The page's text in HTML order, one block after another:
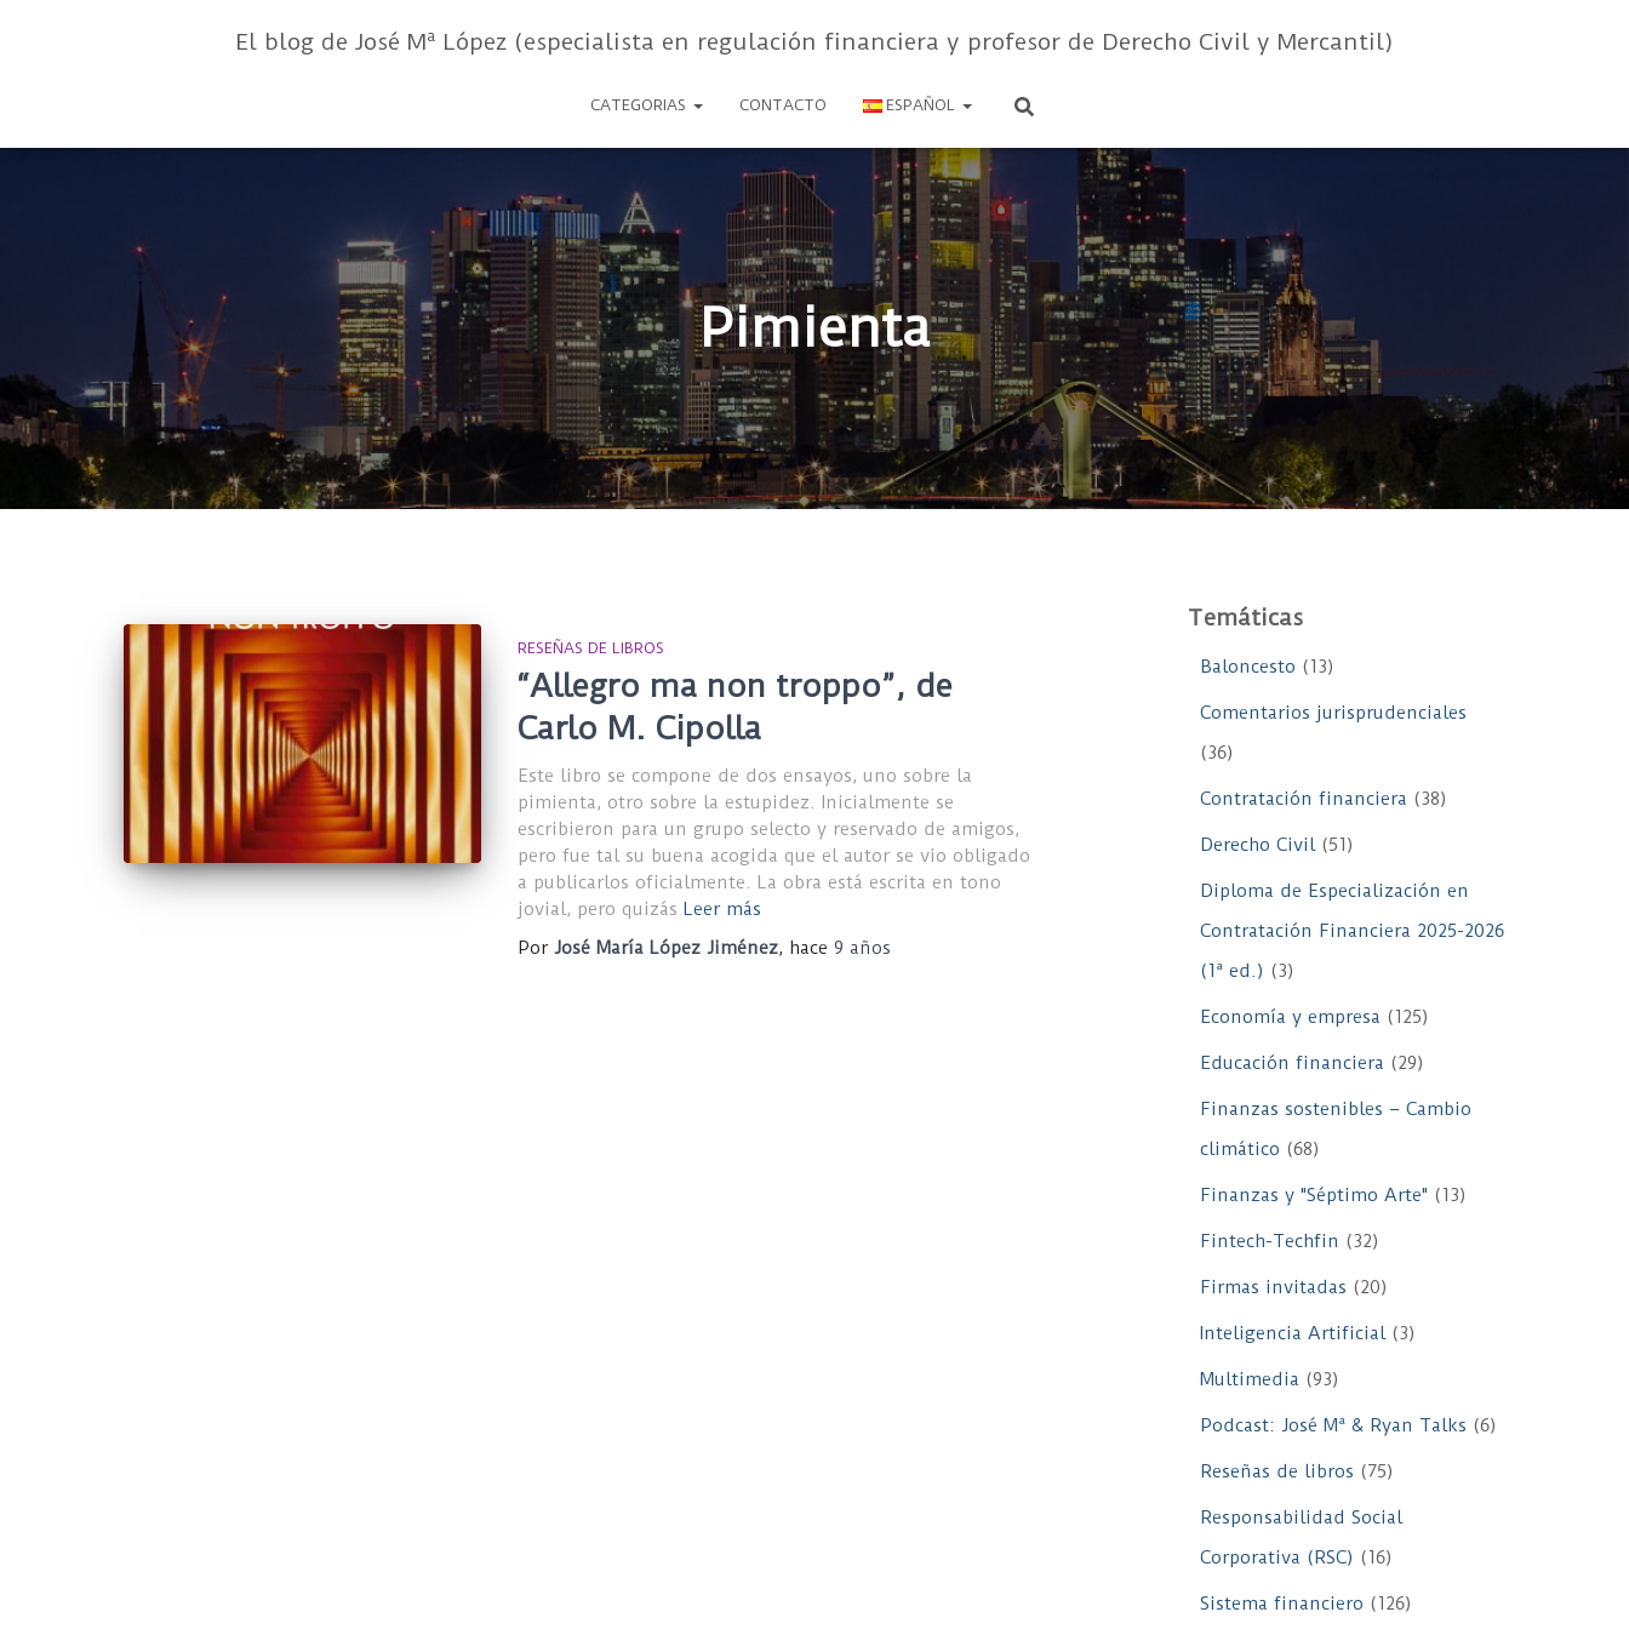
El blog de José Mª López (especialista en regulación financiera y profesor de Derecho Civil y Mercantil)
CATEGORIAS CONTACTO ESPAÑOL
Pimienta
RESEÑAS DE LIBROS
“Allegro ma non troppo”, de
Carlo M. Cipolla
Este libro se compone de dos ensayos, uno sobre la
pimienta, otro sobre la estupidez. Inicialmente se
escribieron para un grupo selecto y reservado de amigos,
pero fue tal su buena acogida que el autor se vio obligado
a publicarlos oficialmente. La obra está escrita en tono
jovial, pero quizás Leer más
Por José María López Jiménez, hace 9 años
Temáticas
Baloncesto (13)
Comentarios jurisprudenciales
(36)
Contratación financiera (38)
Derecho Civil(51)
Diploma de Especialización en
Contratación Financiera 2025-2026
(1ª ed.) (3)
Economía y empresa (125)
Educación financiera (29)
Finanzas sostenibles – Cambio
climático (68)
Finanzas y "Séptimo Arte" (13)
Fintech-Techfin (32)
Firmas invitadas (20)
Inteligencia Artificial(3)
Multimedia (93)
Podcast: José Mª & Ryan Talks (6)
Reseñas de libros (75)
Responsabilidad Social
Corporativa (RSC) (16)
Sistema financiero (126)